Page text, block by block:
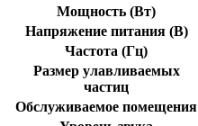
Мощность (Вт)
Напряжение питания (В)
Частота (Гц)
Размер улавливаемых
частиц
Обслуживаемое помещения